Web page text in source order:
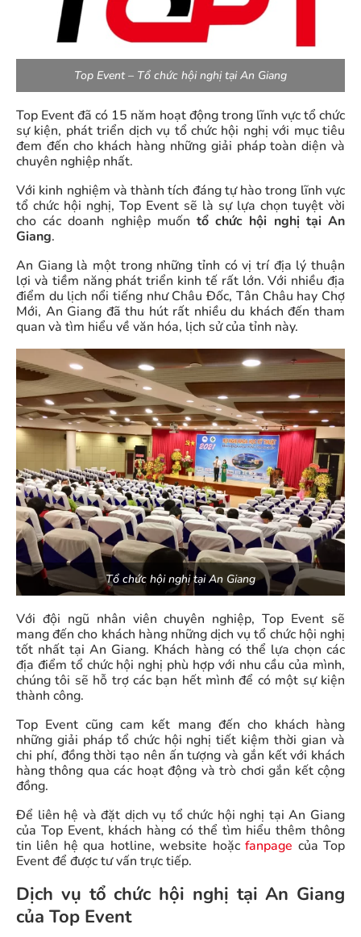
Top Event – Tổ chức hội nghị tại An Giang
Top Event đã có 15 năm hoạt động trong lĩnh vực tổ chức
sự kiện, phát triển dịch vụ tổ chức hội nghị với mục tiêu
đem đến cho khách hàng những giải pháp toàn diện và
chuyên nghiệp nhất.
Với kinh nghiệm và thành tích đáng tự hào trong lĩnh vực
tổ chức hội nghị, Top Event sẽ là sự lựa chọn tuyệt vời
cho các doanh nghiệp muốn tổ chức hội nghị tại An
Giang.
An Giang là một trong những tỉnh có vị trí địa lý thuận
lợi và tiềm năng phát triển kinh tế rất lớn. Với nhiều địa
điểm du lịch nổi tiếng như Châu Đốc, Tân Châu hay Chợ
Mới, An Giang đã thu hút rất nhiều du khách đến tham
quan và tìm hiểu về văn hóa, lịch sử của tỉnh này.
Tổ chức hội nghị tại An Giang
Với đội ngũ nhân viên chuyên nghiệp, Top Event sẽ
mang đến cho khách hàng những dịch vụ tổ chức hội nghị
tốt nhất tại An Giang. Khách hàng có thể lựa chọn các
địa điểm tổ chức hội nghị phù hợp với nhu cầu của mình,
chúng tôi sẽ hỗ trợ các bạn hết mình để có một sự kiện
thành công.
Top Event cũng cam kết mang đến cho khách hàng
những giải pháp tổ chức hội nghị tiết kiệm thời gian và
chi phí, đồng thời tạo nên ấn tượng và gắn kết với khách
hàng thông qua các hoạt động và trò chơi gắn kết cộng
đồng.
Để liên hệ và đặt dịch vụ tổ chức hội nghị tại An Giang
của Top Event, khách hàng có thể tìm hiểu thêm thông
tin liên hệ qua hotline, website hoặcfanpage của Top
Event để được tư vấn trực tiếp.
Dịch vụ tổ chức hội nghị tại An Giang
của Top Event